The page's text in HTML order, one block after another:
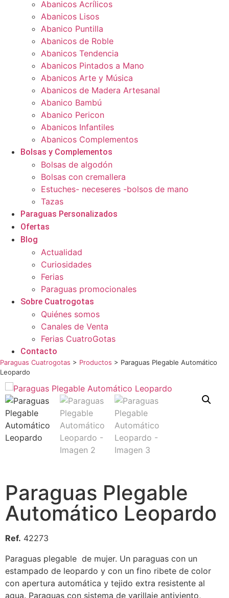
Abanicos Acrílicos
Abanicos Lisos
Abanico Puntilla
Abanicos de Roble
Abanicos Tendencia
Abanicos Pintados a Mano
Abanicos Arte y Música
Abanicos de Madera Artesanal
Abanico Bambú
Abanico Pericon
Abanicos Infantiles
Abanicos Complementos
Bolsas y Complementos
Bolsas de algodón
Bolsas con cremallera
Estuches- neceseres -bolsos de mano
Tazas
Paraguas Personalizados
Ofertas
Blog
Actualidad
Curiosidades
Ferias
Paraguas promocionales
Sobre Cuatrogotas
Quiénes somos
Canales de Venta
Ferias CuatroGotas
Contacto
Paraguas Cuatrogotas > Productos > Paraguas Plegable Automático
Leopardo
Paraguas Plegable
Automático Leopardo
Ref. 42273
Paraguas plegable de mujer. Un paraguas con un
estampado de leopardo y con un fino ribete de color
con apertura automática y tejido extra resistente al
agua. Paraguas con sistema de varillaje antiviento,